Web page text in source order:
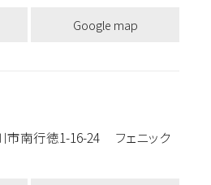
Google map
市南行徳1-16-24 フェニック